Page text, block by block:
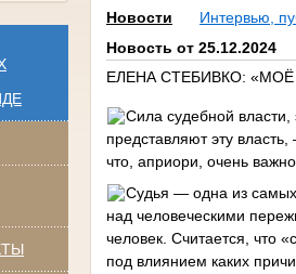
Новости
Интервью,
Новость от 25.12.2024
ЕЛЕНА СТЕБИВКО:
Сила судебной
представляют эту
что, априори, очень
Судья — одна из
над человеческими
человек. Считается, что
под влиянием каких